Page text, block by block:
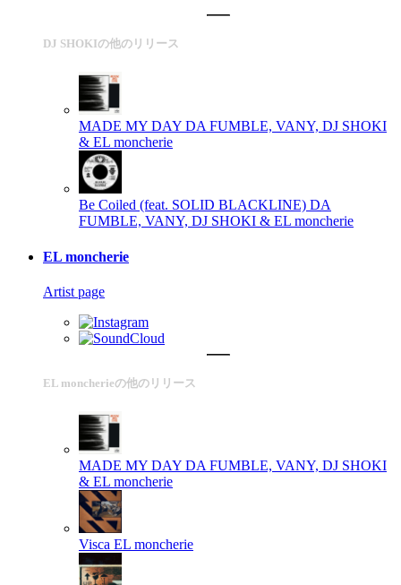
DJ SHOKIの他のリリース
MADE MY DAY DA FUMBLE, VANY, DJ SHOKI
& EL moncherie
Be Coiled (feat. SOLID BLACKLINE) DA
FUMBLE, VANY, DJ SHOKI & EL moncherie
EL moncherie
Artist page
EL moncherieの他のリリース
MADE MY DAY DA FUMBLE, VANY, DJ SHOKI
& EL moncherie
Visca EL moncherie